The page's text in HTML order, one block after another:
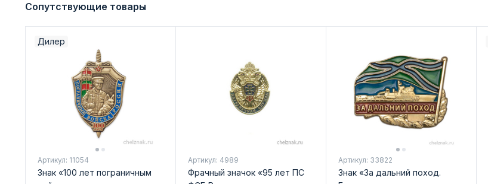
Сопутствующие товары
Дилер
Артикул: 11054
Знак «100 лет пограничным
Артикул: 4989
Фрачный значок «95 лет ПС
Артикул: 33822
Знак «За дальний поход.